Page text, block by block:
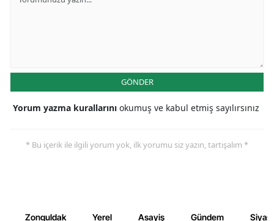
GÖNDER
Yorum yazma kurallarını okumuş ve kabul etmiş sayılırsınız
* Bu içerik ile ilgili yorum yok, ilk yorumu siz yazın, tartışalım *
Zonguldak Yerel Asayiş Gündem